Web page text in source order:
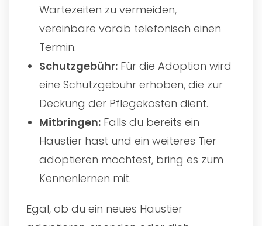
Wartezeiten zu vermeiden,
vereinbare vorab telefonisch einen
Termin.
Schutzgebühr: Für die Adoption wird
eine Schutzgebühr erhoben, die zur
Deckung der Pflegekosten dient.
Mitbringen: Falls du bereits ein
Haustier hast und ein weiteres Tier
adoptieren möchtest, bring es zum
Kennenlernen mit.
Egal, ob du ein neues Haustier